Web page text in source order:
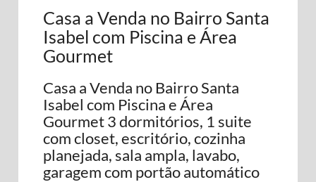
Casa a Venda no Bairro Santa
Isabel com Piscina e Área
Gourmet
Casa a Venda no Bairro Santa
Isabel com Piscina e Área
Gourmet 3 dormitórios, 1 suite
com closet, escritório, cozinha
planejada, sala ampla, lavabo,
garagem com portão automático